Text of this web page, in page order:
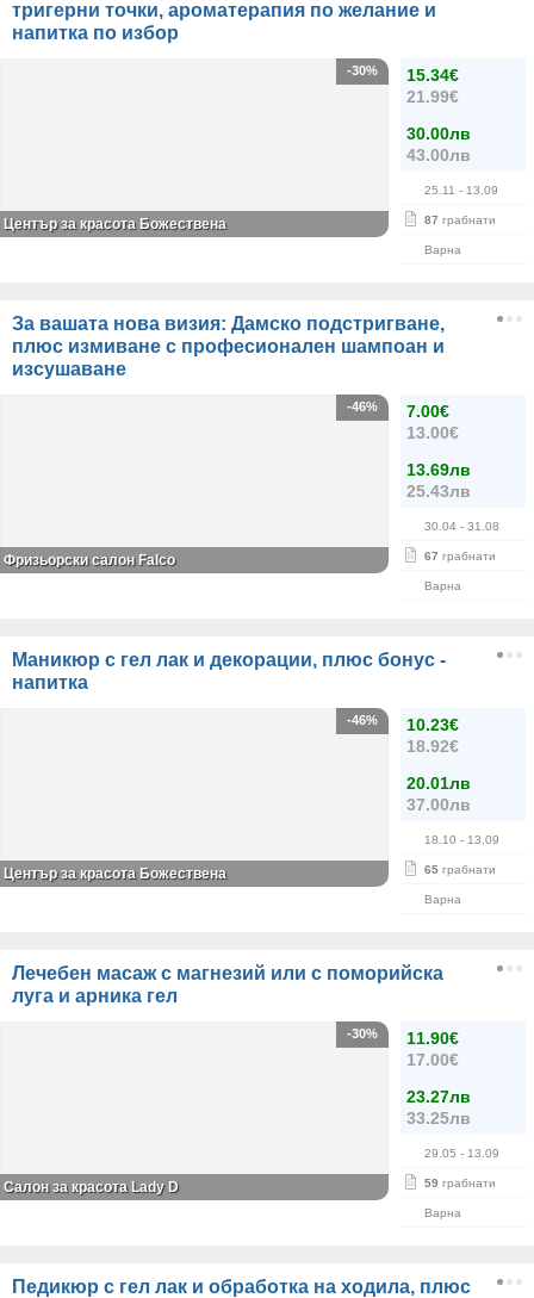
тригерни точки, ароматерапия по желание и
напитка по избор
15.34€
21.99€
30.00лв
43.00лв
25.11 - 13.09
87 грабнати
Варна
-30%
Център за красота Божествена
За вашата нова визия: Дамско подстригване,
плюс измиване с професионален шампоан и
изсушаване
7.00€
13.00€
13.69лв
25.43лв
30.04 - 31.08
67 грабнати
Варна
-46%
Фризьорски салон Falco
Маникюр с гел лак и декорации, плюс бонус -
напитка
10.23€
18.92€
20.01лв
37.00лв
18.10 - 13.09
65 грабнати
Варна
-46%
Център за красота Божествена
Лечебен масаж с магнезий или с поморийска
луга и арника гел
11.90€
17.00€
23.27лв
33.25лв
29.05 - 13.09
59 грабнати
Варна
-30%
Салон за красота Lady D
Педикюр с гел лак и обработка на ходила, плюс